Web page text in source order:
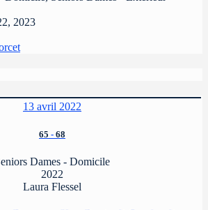
2023
13 avril 2022
65 - 68
Dames - Domicile
2022
Laura Flessel